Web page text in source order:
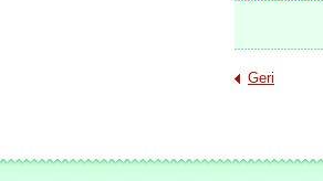
Geri